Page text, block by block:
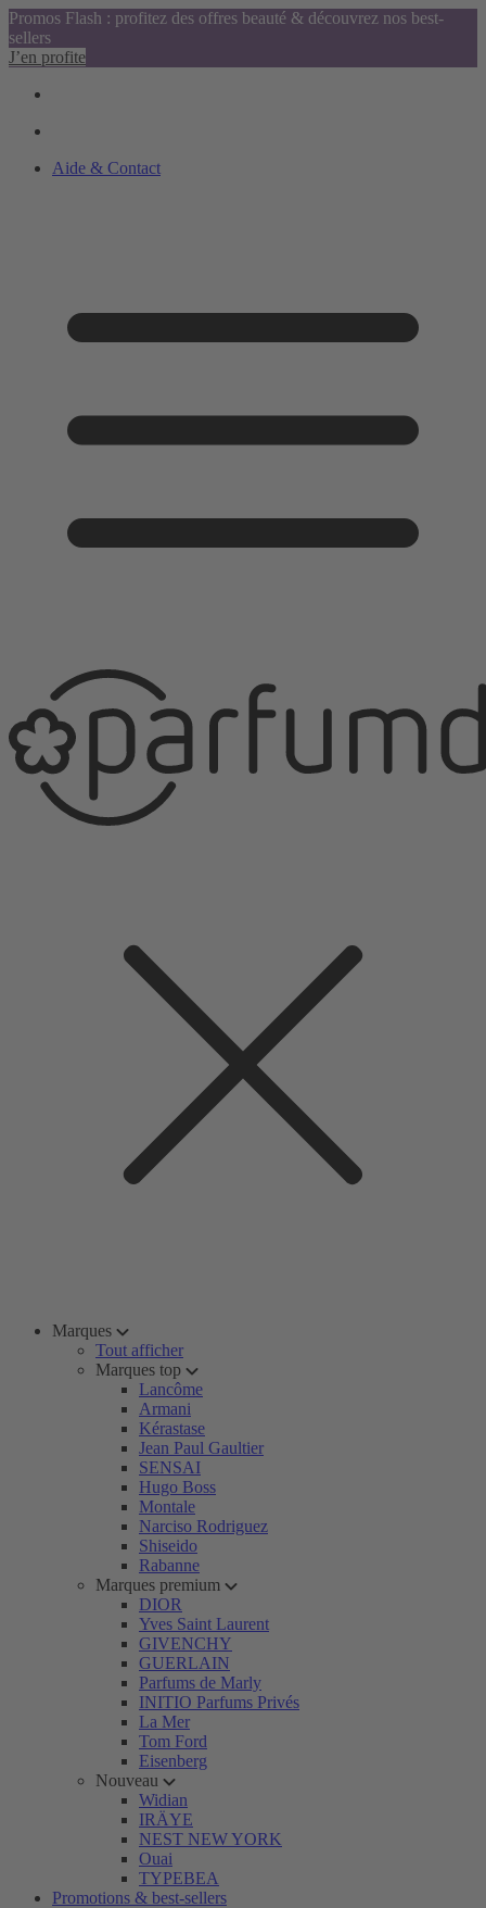
Promos Flash : profitez des offres beauté & découvrez nos best-
sellers
J’en profite
Aide & Contact
Marques
Tout afficher
Marques top
Lancôme
Armani
Kérastase
Jean Paul Gaultier
SENSAI
Hugo Boss
Montale
Narciso Rodriguez
Shiseido
Rabanne
Marques premium
DIOR
Yves Saint Laurent
GIVENCHY
GUERLAIN
Parfums de Marly
INITIO Parfums Privés
La Mer
Tom Ford
Eisenberg
Nouveau
Widian
IRÄYE
NEST NEW YORK
Ouai
TYPEBEA
Promotions & best-sellers